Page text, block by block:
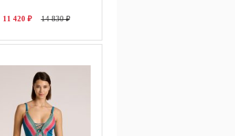
11 420 ₽ 14 830 ₽